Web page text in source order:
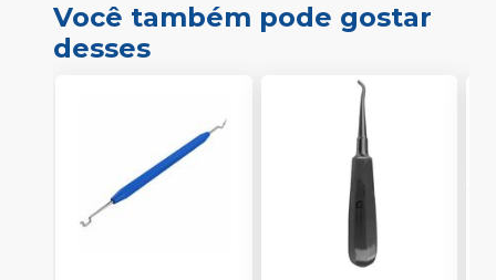
Você também pode gostar
desses